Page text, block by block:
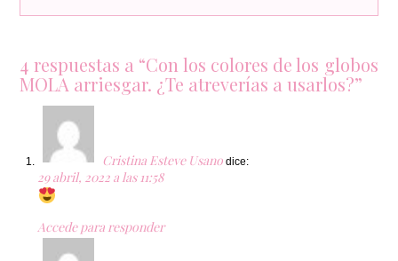
4 respuestas a “Con los colores de los globos
MOLA arriesgar. ¿Te atreverías a usarlos?”
Cristina Esteve Usano dice:
29 abril, 2022 a las 11:58
Accede para responder